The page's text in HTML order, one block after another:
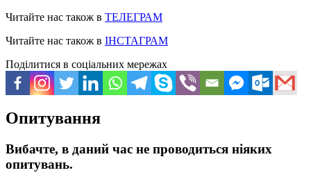
Читайте нас також в ТЕЛЕГРАМ
Читайте нас також в ІНСТАГРАМ
Поділитися в соціальних мережах
Опитування
Вибачте, в даний час не проводиться ніяких
опитувань.